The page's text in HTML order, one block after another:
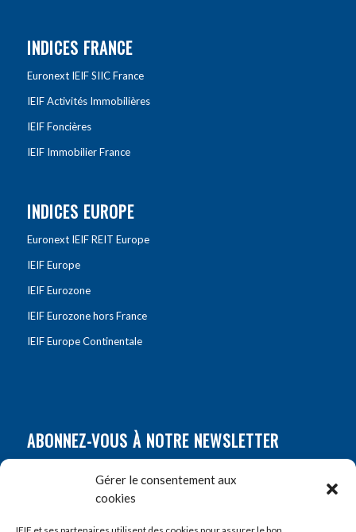
Gérer le consentement aux
cookies
INDICES FRANCE
Euronext IEIF SIIC France
IEIF Activités Immobilières
IEIF Foncières
IEIF Immobilier France
INDICES EUROPE
Euronext IEIF REIT Europe
IEIF Europe
IEIF Eurozone
IEIF Eurozone hors France
IEIF Europe Continentale
ABONNEZ-VOUS À NOTRE NEWSLETTER
Prénom*